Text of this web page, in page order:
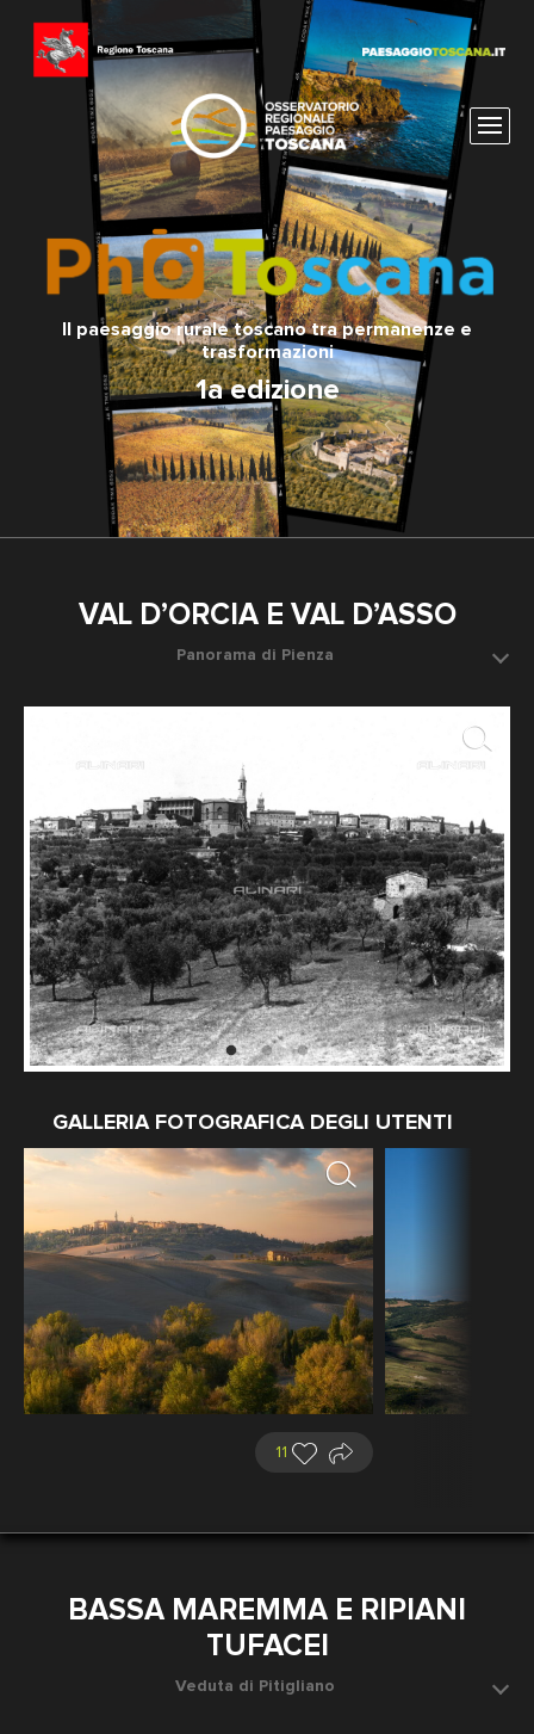
Il paesaggio rurale toscano tra permanenze e
trasformazioni
1a edizione
VAL D’ORCIA E VAL D’ASSO
Panorama di Pienza
GALLERIA FOTOGRAFICA DEGLI UTENTI
11
BASSA MAREMMA E RIPIANI
TUFACEI
Veduta di Pitigliano